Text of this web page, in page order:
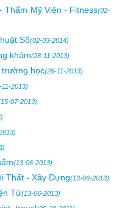
Thẩm Mỹ Viện - Fitness(02-
Số(02-03-2014)
khám(28-11-2013)
trường học(28-11-2013)
11-2013)
07-2013)
(13-06-2013)
Thất - Xây Dựng(13-06-2013)
Tử(13-06-2013)